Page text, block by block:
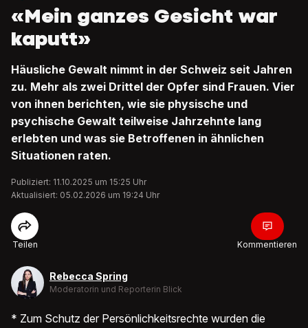
«Mein ganzes Gesicht war
kaputt»
Häusliche Gewalt nimmt in der Schweiz seit Jahren
zu. Mehr als zwei Drittel der Opfer sind Frauen. Vier
von ihnen berichten, wie sie physische und
psychische Gewalt teilweise Jahrzehnte lang
erlebten und was sie Betroffenen in ähnlichen
Situationen raten.
Publiziert: 11.10.2025 um 15:25 Uhr
Aktualisiert: 05.02.2026 um 19:24 Uhr
Teilen Kommentieren
Rebecca Spring
Moderatorin und Reporterin Blick
* Zum Schutz der Persönlichkeitsrechte wurden die